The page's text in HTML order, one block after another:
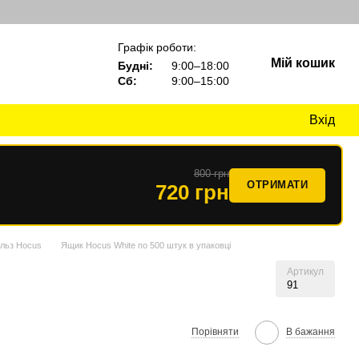
Графік роботи:
Будні:
9:00–18:00
Сб:
9:00–15:00
Мій кошик
Вхід
800 грн
720 грн ОТРИМАТИ
Hocus Ящик Hocus White по 500 штук в упаковці
Артикул
91
Порівняти В бажання